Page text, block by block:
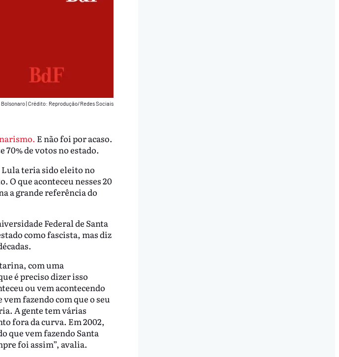
Bolsonaro Crédito: Reprodução/Redes Sociais
E não foi por acaso.
70% de votos no estado.
Lula teria sido eleito no
O que aconteceu nesses 20
a grande referência do
Federal de Santa
como fascista, mas diz
com uma
é preciso dizer isso
ou vem acontecendo
fazendo com que o seu
A gente tem várias
fora da curva. Em 2002,
que vem fazendo Santa
foi assim”, avalia.